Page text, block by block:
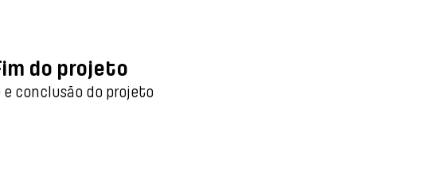
do projeto
e conclusão do projeto